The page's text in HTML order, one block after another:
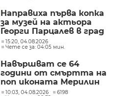
Направиха първа копка
за музей на актьора
Георги Парцалев в град
Левски
15:20, 04.08.2026
Чете се за: 04:05 мин.
Навършват се 64
години от смъртта на
поп иконата Мерилин
Монро
10:03, 04.08.2026
6198